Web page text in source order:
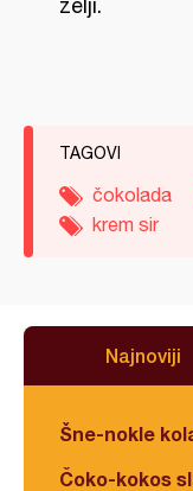
želji.
TAGOVI
čokolada
krem sir
Najnoviji
Šne-nokle
Čoko-kokos